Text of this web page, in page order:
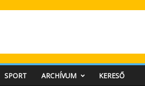
SPORT ARCHÍVUM KERESŐ